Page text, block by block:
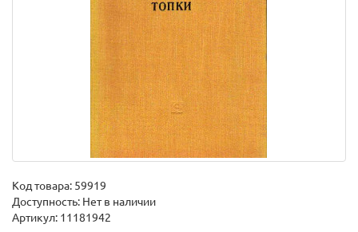
Код товара: 59919
Доступность: Нет в наличии
Артикул: 11181942